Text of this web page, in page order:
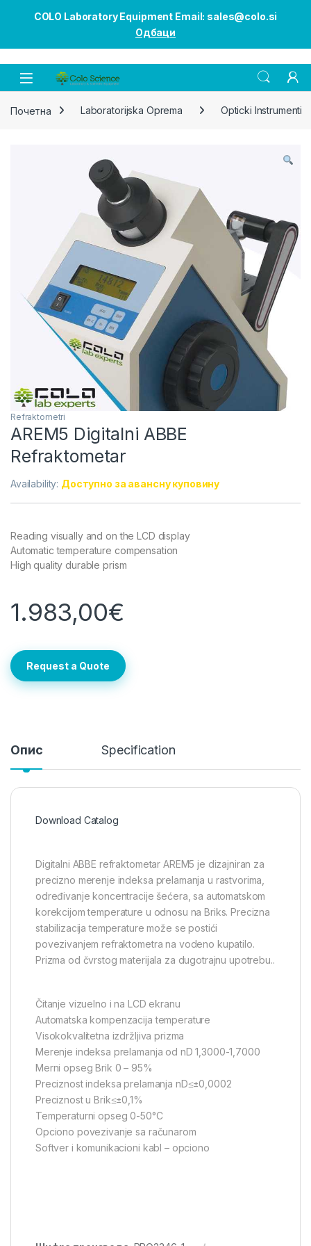
COLO Laboratory Equipment Email: sales@colo.si
Одбаци
Open
Почетна Laboratorijska Oprema Opticki Instrumenti
Refraktometri
AREM5 Digitalni ABBE
Refraktometar
Availability: Доступно за авансну куповину
Reading visually and on the LCD display
Automatic temperature compensation
High quality durable prism
1.983,00€
Request a Quote
Опис Specification
Download Catalog
Digitalni ABBE refraktometar AREM5 je dizajniran za
precizno merenje indeksa prelamanja u rastvorima,
određivanje koncentracije šećera, sa automatskom
korekcijom temperature u odnosu na Briks. Precizna
stabilizacija temperature može se postići
povezivanjem refraktometra na vodeno kupatilo.
Prizma od čvrstog materijala za dugotrajnu upotrebu..
Čitanje vizuelno i na LCD ekranu
Automatska kompenzacija temperature
Visokokvalitetna izdržljiva prizma
Merenje indeksa prelamanja od nD 1,3000-1,7000
Merni opseg Brik 0 – 95%
Preciznost indeksa prelamanja nD≤±0,0002
Preciznost u Brik≤±0,1%
Temperaturni opseg 0-50°C
Opciono povezivanje sa računarom
Softver i komunikacioni kabl – opciono